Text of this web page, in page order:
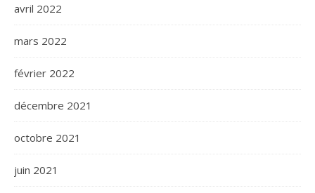
avril 2022
mars 2022
février 2022
décembre 2021
octobre 2021
juin 2021